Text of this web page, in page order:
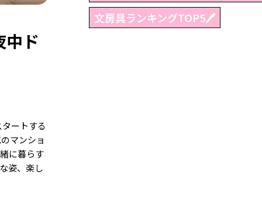
ド
ートする
マンショ
に暮らす
姿、楽し
文房具ランキングTOP5🖊